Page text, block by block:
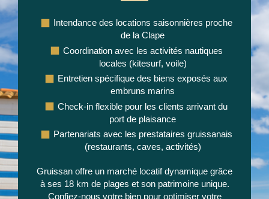
Intendance des locations saisonnières proche
de la Clape
Coordination avec les activités nautiques
locales (kitesurf, voile)
Entretien spécifique des biens exposés aux
embruns marins
Check-in flexible pour les clients arrivant du
port de plaisance
Partenariats avec les prestataires gruissanais
(restaurants, caves, activités)
Gruissan offre un marché locatif dynamique grâce
à ses 18 km de plages et son patrimoine unique.
Confiez-nous votre bien pour optimiser votre